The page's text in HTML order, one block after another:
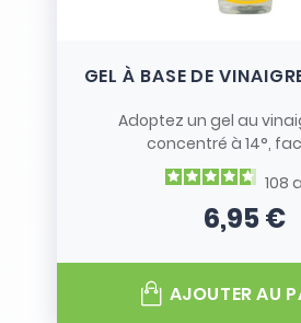
GEL À BASE DE
Adoptez un gel au
concentré à 14°,
108
Prix
6,95 €
AJOUTER AU